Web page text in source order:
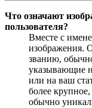
Что означают
пользователя?
Вместе с
изображения.
званию,
указывающие
или на ваш
более
обычно